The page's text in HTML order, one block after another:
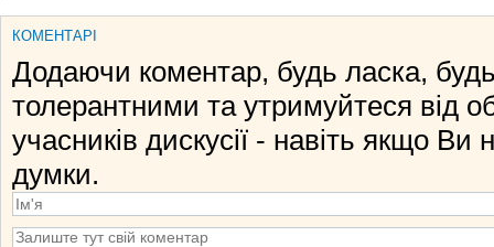
КОМЕНТАРІ
Додаючи коментар, будь ласка,
толерантними та утримуйтеся від
учасників дискусії - навіть якщо Ви
думки.